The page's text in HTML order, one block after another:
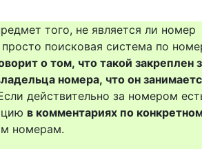
того, не является ли номер
поисковая система по
о том, что такой закреплен
номера, что он
действительно за номером
в комментариях по
номерам.